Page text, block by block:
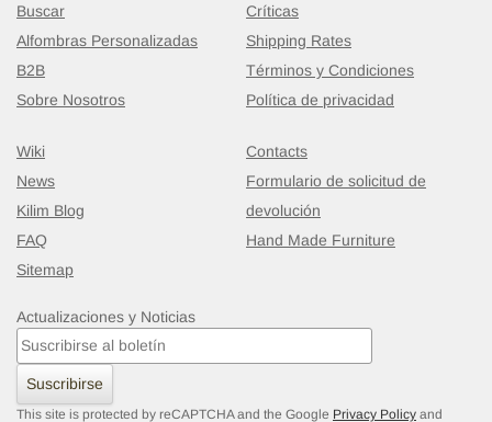
Buscar
Alfombras Personalizadas
B2B
Sobre Nosotros
Críticas
Shipping Rates
Términos y Condiciones
Política de privacidad
Wiki
News
Kilim Blog
FAQ
Sitemap
Contacts
Formulario de solicitud de
devolución
Hand Made Furniture
Actualizaciones y Noticias
Suscribirse
This site is protected by reCAPTCHA and the Google Privacy Policy and